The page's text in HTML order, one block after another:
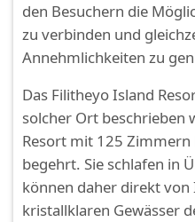
den Besuchern die
zu verbinden und
Annehmlichkeiten zu
Das Filitheyo Island
solcher Ort beschrieben
Resort mit 125 Zimmern
begehrt. Sie schlafen in
können daher direkt
kristallklaren Gewässer